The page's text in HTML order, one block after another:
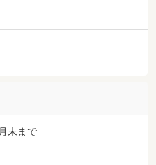
末まで